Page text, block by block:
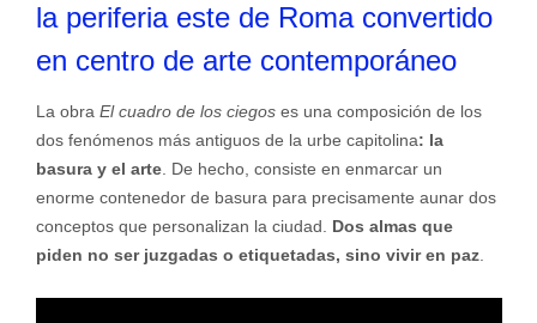
la periferia este de Roma convertido
en centro de arte contemporáneo
La obra El cuadro de los ciegoses una composición de los
dos fenómenos más antiguos de la urbe capitolina: la
basura y el arte. De hecho, consiste en enmarcar un
enorme contenedor de basura para precisamente aunar dos
conceptos que personalizan la ciudad. Dos almas que
piden no ser juzgadas o etiquetadas, sino vivir en paz.